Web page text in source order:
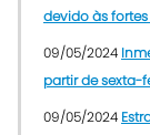
devido às
09/05/2024
partir de sexta-
09/05/2024